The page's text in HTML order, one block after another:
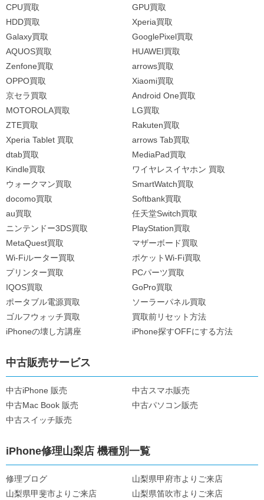
CPU買取
GPU買取
HDD買取
Xperia買取
Galaxy買取
GooglePixel買取
AQUOS買取
HUAWEI買取
Zenfone買取
arrows買取
OPPO買取
Xiaomi買取
京セラ買取
Android One買取
MOTOROLA買取
LG買取
ZTE買取
Rakuten買取
Xperia Tablet 買取
arrows Tab買取
dtab買取
MediaPad買取
Kindle買取
ワイヤレスイヤホン 買取
ウォークマン買取
SmartWatch買取
docomo買取
Softbank買取
au買取
任天堂Switch買取
ニンテンドー3DS買取
PlayStation買取
MetaQuest買取
マザーボード買取
Wi-Fiルーター買取
ポケットWi-Fi買取
プリンター買取
PCパーツ買取
IQOS買取
GoPro買取
ポータブル電源買取
ソーラーパネル買取
ゴルフウォッチ買取
買取前リセット方法
iPhoneの壊し方講座
iPhone探すOFFにする方法
中古販売サービス
中古iPhone 販売
中古スマホ販売
中古Mac Book 販売
中古パソコン販売
中古スイッチ販売
iPhone修理山梨店 機種別一覧
修理ブログ
山梨県甲府市よりご来店
山梨県甲斐市よりご来店
山梨県笛吹市よりご来店